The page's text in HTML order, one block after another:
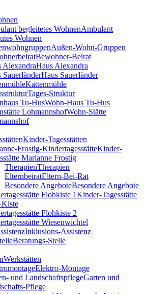
begleitetes WohnenAmbulant
Wohnen
Außen-Wohn-Gruppen
Bewohner-Beirat
AlexandraHaus Alexandra
SauerländerHaus Sauerländer
Kattenmühle
Tages-Struktur
Tu-HusWohn-Haus Tu-Hus
LohmannshofWohn-Stätte
Kinder-Tages­stätten
Frostig-KindertagesstätteKinder-
Marianne Frostig
TherapienTherapien
ElternbeiratEltern-Bei-Rat
Besondere AngeboteBesondere Angebote
Flohkiste 1Kinder-Tagesstätte
Flohkiste 2
Wiesenwichtel
Inklusions-Assistenz
Beratungs-Stelle
Werkstätten
Elektro-Montage
und LandschaftspflegeGarten und
Pflege